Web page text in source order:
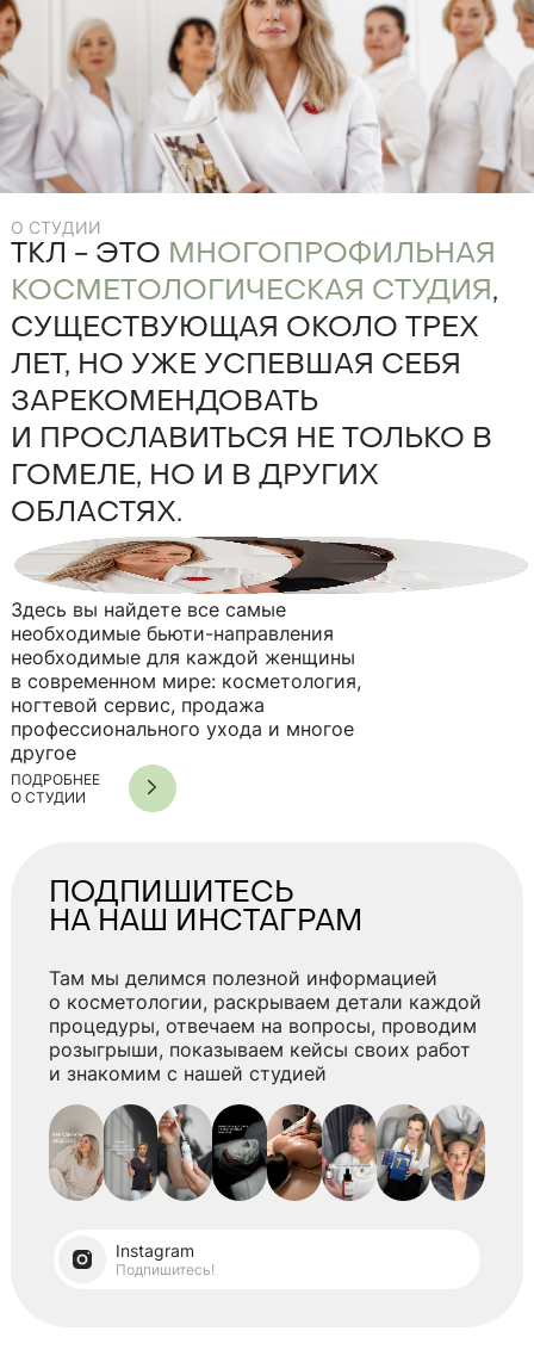
О СТУДИИ
ТКЛ - ЭТО МНОГОПРОФИЛЬНАЯ
КОСМЕТОЛОГИЧЕСКАЯ СТУДИЯ ,
СУЩЕСТВУЮЩАЯ ОКОЛО ТРЕХ
ЛЕТ, НО УЖЕ УСПЕВШАЯ СЕБЯ
ЗАРЕКОМЕНДОВАТЬ
И ПРОСЛАВИТЬСЯ НЕ ТОЛЬКО В
ГОМЕЛЕ, НО И В ДРУГИХ
ОБЛАСТЯХ.
+6
Здесь вы найдете все самые
необходимые бьюти-направления
необходимые для каждой женщины
в современном мире: косметология,
ногтевой сервис, продажа
профессионального ухода и многое
другое
ПОДРОБНЕЕ
О СТУДИИ
ПОДПИШИТЕСЬ
НА НАШ ИНСТАГРАМ
Там мы делимся полезной информацией
о косметологии, раскрываем детали каждой
процедуры, отвечаем на вопросы, проводим
розыгрыши, показываем кейсы своих работ
и знакомим с нашей студией
Instagram
Подпишитесь!